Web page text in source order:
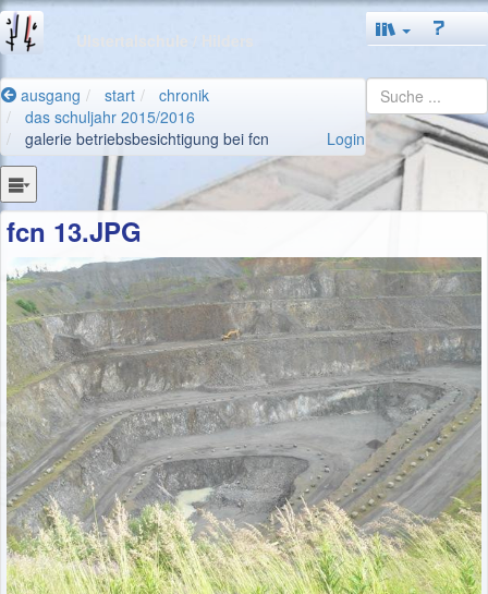
Ulstertalschule
ausgang start
chronik
das schuljahr 2015/2016
galerie betriebsbesichtigung bei fcn
Login
fcn 13.JPG